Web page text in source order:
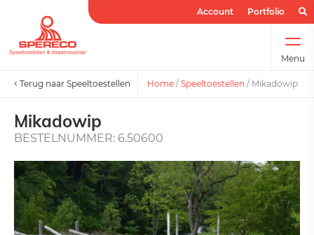
Account Portfolio
Menu
Terug naar Speeltoestellen Home / Speeltoestellen / Mikadowip
Mikadowip
BESTELNUMMER: 6.50600